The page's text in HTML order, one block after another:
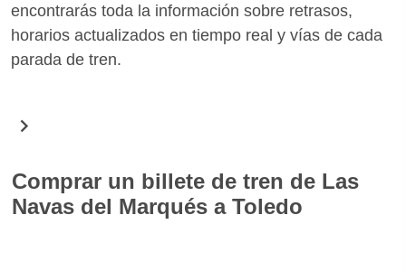
encontrarás toda la información sobre retrasos,
horarios actualizados en tiempo real y vías de cada
parada de tren.
Comprar un billete de tren de Las
Navas del Marqués a Toledo